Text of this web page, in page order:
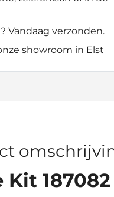
Vandaag verzonden.
showroom in Elst
Kit 187082